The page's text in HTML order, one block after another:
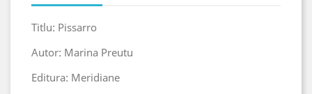
Titlu: Pissarro
Autor: Marina Preutu
Editura: Meridiane